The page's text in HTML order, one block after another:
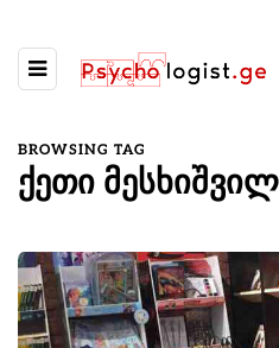
BROWSING TAG
ქეთი